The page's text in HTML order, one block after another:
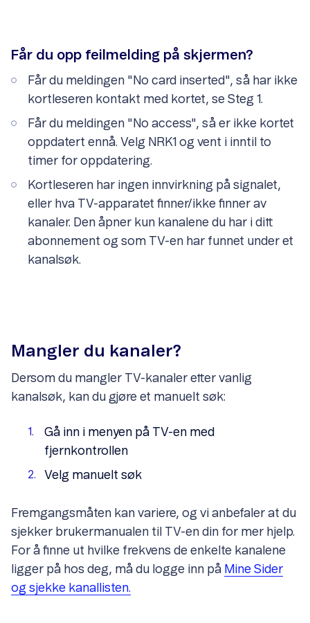
Får du opp feilmelding på skjermen?
Får du meldingen "No card inserted", så har ikke
kortleseren kontakt med kortet, se Steg 1.
Får du meldingen "No access", så er ikke kortet
oppdatert ennå. Velg NRK1 og vent i inntil to
timer for oppdatering.
Kortleseren har ingen innvirkning på signalet,
eller hva TV-apparatet finner/ikke finner av
kanaler. Den åpner kun kanalene du har i ditt
abonnement og som TV-en har funnet under et
kanalsøk.
Mangler du kanaler?
Dersom du mangler TV-kanaler etter vanlig
kanalsøk, kan du gjøre et manuelt søk:
Gå inn i menyen på TV-en med
fjernkontrollen
Velg manuelt søk
Fremgangsmåten kan variere, og vi anbefaler at du
sjekker brukermanualen til TV-en din for mer hjelp.
For å finne ut hvilke frekvens de enkelte kanalene
ligger på hos deg, må du logge inn på Mine Sider
og sjekke kanallisten.